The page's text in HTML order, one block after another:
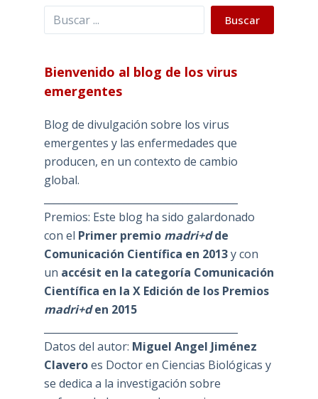
Buscar Buscar
Bienvenido al blog de los virus
emergentes
Blog de divulgación sobre los virus
emergentes y las enfermedades que
producen, en un contexto de cambio
global.
Premios: Este blog ha sido galardonado
con el Primer premio madri+dde
Comunicación Científica en 2013y con
un accésit en la categoría Comunicación
Científica en la X Edición de los Premios
madri+den 2015
Datos del autor: Miguel Angel Jiménez
Claveroes Doctor en Ciencias Biológicas y
se dedica a la investigación sobre